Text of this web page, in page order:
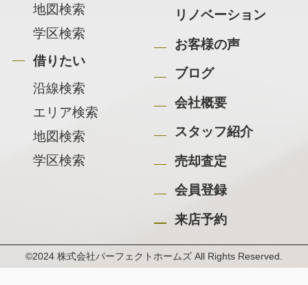
地図検索
学区検索
借りたい
沿線検索
エリア検索
地図検索
学区検索
リノベーション
お客様の声
ブログ
会社概要
スタッフ紹介
売却査定
会員登録
来店予約
©2024 株式会社パーフェクトホームズ All Rights Reserved.